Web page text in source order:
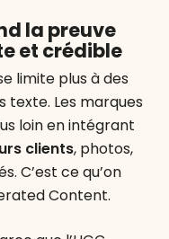
la preuve
et crédible
limite plus à des
Les marques
loin en intégrant
clients, photos,
C’est ce qu’on
Content.